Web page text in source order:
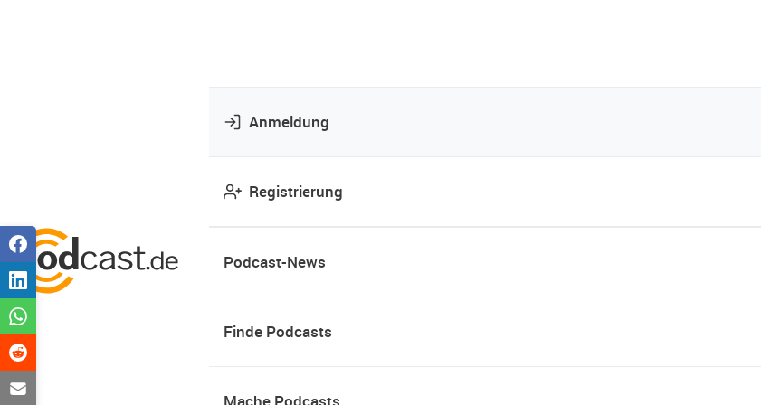
Anmeldung
Registrierung
Podcast-News
Finde Podcasts